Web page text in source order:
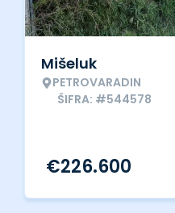
Mišeluk
PETROVARADIN
ŠIFRA: #544578
€226.600